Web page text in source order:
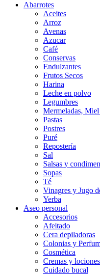
Abarrotes
Aceites
Arroz
Avenas
Azucar
Café
Conservas
Endulzantes
Frutos Secos
Harina
Leche en polvo
Legumbres
Mermeladas,
Pastas
Postres
Puré
Repostería
Sal
Salsas y
Sopas
Té
Vinagres y Jugo
Yerba
Aseo personal
Accesorios
Afeitado
Cera depiladoras
Colonias y
Cosmética
Cremas y lociones
Cuidado bucal